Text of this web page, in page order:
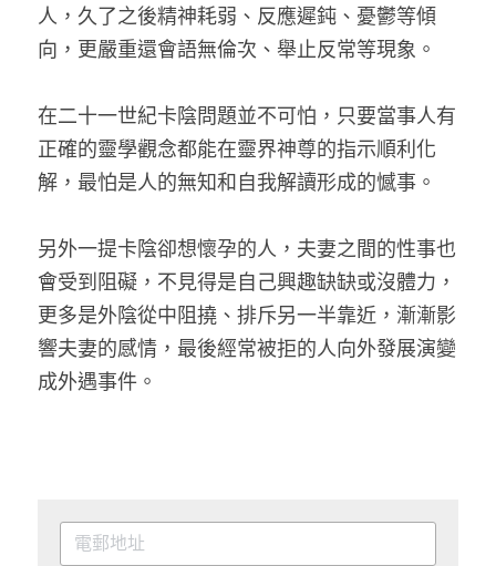
人，久了之後精神耗弱、反應遲鈍、憂鬱等傾
向，更嚴重還會語無倫次、舉止反常等現象。
在二十一世紀卡陰問題並不可怕，只要當事人有
正確的靈學觀念都能在靈界神尊的指示順利化
解，最怕是人的無知和自我解讀形成的憾事。
另外一提卡陰卻想懷孕的人，夫妻之間的性事也
會受到阻礙，不見得是自己興趣缺缺或沒體力，
更多是外陰從中阻撓、排斥另一半靠近，漸漸影
響夫妻的感情，最後經常被拒的人向外發展演變
成外遇事件。